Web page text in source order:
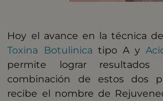
Hoy el avance en la técnica
Toxina Botulinica tipo A y
permite lograr resultados
combinación de estos dos
recibe el nombre de